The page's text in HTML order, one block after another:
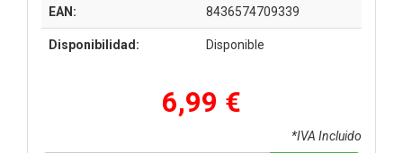
EAN: 8436574709339
Disponibilidad: Disponible
6,99 €
*IVA Incluido